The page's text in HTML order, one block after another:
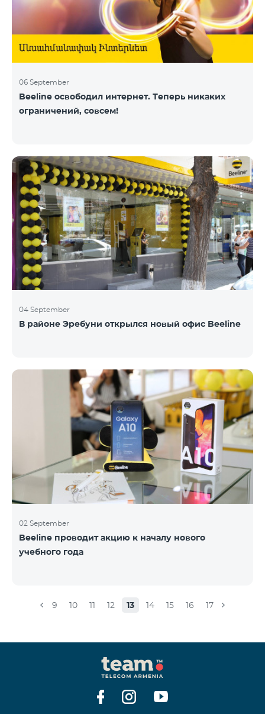
06 September
Beeline освободил интернет. Теперь никаких
ограничений, совсем!
04 September
В районе Эребуни открылся новый офис Beeline
02 September
Beeline проводит акцию к началу нового
учебного года
9 10 11 12 13 14 15 16 17